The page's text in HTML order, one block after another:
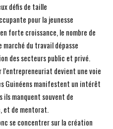
défis de taille
pour la jeunesse
forte croissance, le nombre de
marché du travail dépasse
des secteurs public et privé.
devient une voie
Guinéens manifestent un intérêt
ils manquent souvent de
et de mentorat.
se concentrer sur la création